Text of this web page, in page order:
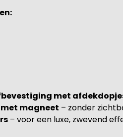
met
magneet – zonder
– voor een luxe, zwevend